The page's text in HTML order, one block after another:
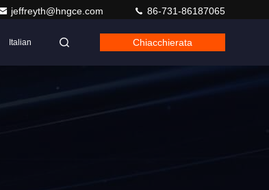
jeffreyth@hngce.com 86-731-86187065
Italian Chiacchierata